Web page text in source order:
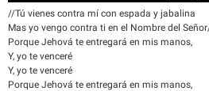
//Tú vienes contra mí con espada y jabalina
Mas yo vengo contra ti en el Nombre del
Porque Jehová te entregará en mis manos,
Y, yo te venceré
Y, yo te venceré
Porque Jehová te entregará en mis manos,